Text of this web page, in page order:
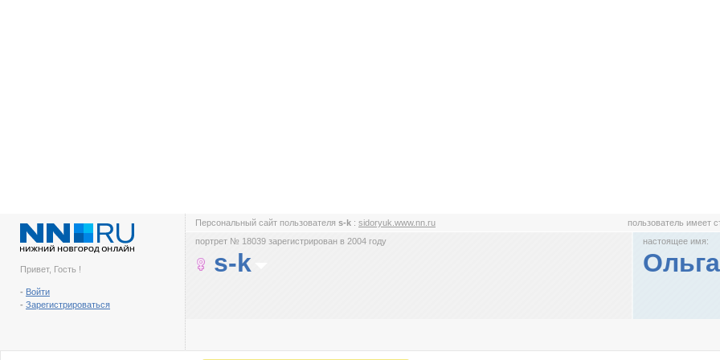
Привет, Гость !
- Войти
- Зарегистрироваться
Персональный сайт пользователя s-k : sidoryuk.www.nn.ru пользователь имеет
портрет № 18039 зарегистрирован в 2004 году
s-k
настоящее имя:
Ольга